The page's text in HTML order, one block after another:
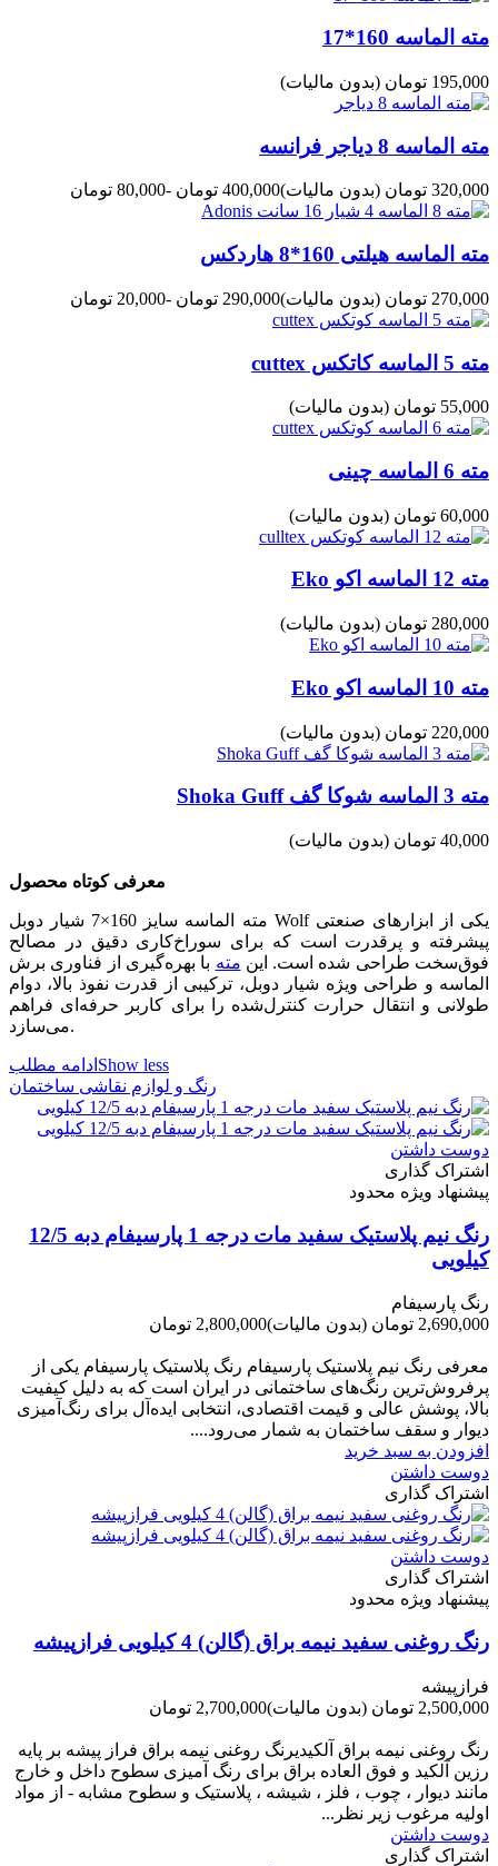
مته الماسه 160*17
195,000 تومان (بدون مالیات)
مته الماسه 8 دیاجر فرانسه
320,000 تومان (بدون مالیات)400,000 تومان -80,000 تومان
مته الماسه هیلتی 160*8 هاردکس
270,000 تومان (بدون مالیات)290,000 تومان -20,000 تومان
مته 5 الماسه کاتکس cuttex
55,000 تومان (بدون مالیات)
مته 6 الماسه چینی
60,000 تومان (بدون مالیات)
مته 12 الماسه اکو Eko
280,000 تومان (بدون مالیات)
مته 10 الماسه اکو Eko
220,000 تومان (بدون مالیات)
مته 3 الماسه شوکا گف Shoka Guff
40,000 تومان (بدون مالیات)
معرفی کوتاه محصول
مته الماسه سایز 160×7 شیار دوبل Wolf یکی از ابزارهای صنعتی
پیشرفته و پرقدرت است که برای سوراخ‌کاری دقیق در مصالح
فوق‌سخت طراحی شده است. این مته با بهره‌گیری از فناوری برش
الماسه و طراحی ویژه شیار دوبل، ترکیبی از قدرت نفوذ بالا، دوام
طولانی و انتقال حرارت کنترل‌شده را برای کاربر حرفه‌ای فراهم
می‌سازد.
ادامه مطلب Show less
رنگ و لوازم نقاشی ساختمان
دوست داشتن
اشتراک گذاری
پیشنهاد ویژه محدود
رنگ نیم پلاستیک سفید مات درجه 1 پارسیفام دبه 12/5
کیلویی
رنگ پارسیفام
2,690,000 تومان
(بدون مالیات)2,800,000 تومان
معرفی رنگ نیم پلاستیک پارسیفام رنگ پلاستیک پارسیفام یکی از
پرفروش‌ترین رنگ‌های ساختمانی در ایران است که به دلیل کیفیت
بالا، پوشش عالی و قیمت اقتصادی، انتخابی ایده‌آل برای رنگ‌آمیزی
دیوار و سقف ساختمان به شمار می‌رود....
افزودن به سبد خرید
دوست داشتن
اشتراک گذاری
دوست داشتن
اشتراک گذاری
پیشنهاد ویژه محدود
رنگ روغنی سفید نیمه براق (گالن) 4 کیلویی فرازپیشه
فرازپیشه
2,500,000 تومان
(بدون مالیات)2,700,000 تومان
رنگ روغنی نیمه براق آلکیدیرنگ روغنی نیمه براق فراز پیشه بر پایه
رزین آلکید و فوق العاده براق برای رنگ آمیزی سطوح داخل و خارج
مانند دیوار ، چوب ، فلز ، شیشه ، پلاستیک و سطوح مشابه - از مواد
اولیه مرغوب زیر نظر...
دوست داشتن
اشتراک گذاری